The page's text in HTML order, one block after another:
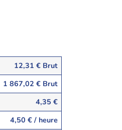
12,31 € Brut
1 867,02 € Brut
4,35 €
4,50 € / heure